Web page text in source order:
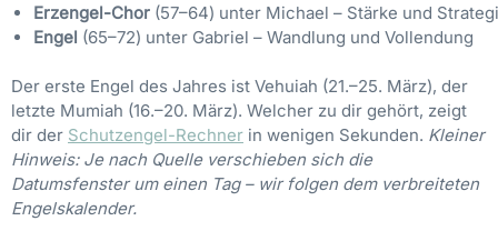
Erzengel-Chor (57–64) unter Michael – Stärke und
Engel (65–72) unter Gabriel – Wandlung und Vollendung
Der erste Engel des Jahres ist Vehuiah (21.–25. März), der
letzte Mumiah (16.–20. März). Welcher zu dir gehört, zeigt
dir der Schutzengel-Rechner in wenigen Sekunden. Kleiner
Hinweis: Je nach Quelle verschieben sich die
Datumsfenster um einen Tag – wir folgen dem verbreiteten
Engelskalender.